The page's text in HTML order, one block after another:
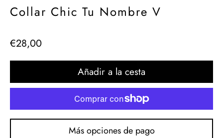
Collar Chic Tu Nombre V
Precio
€28,00
Añadir a la cesta
Más opciones de pago